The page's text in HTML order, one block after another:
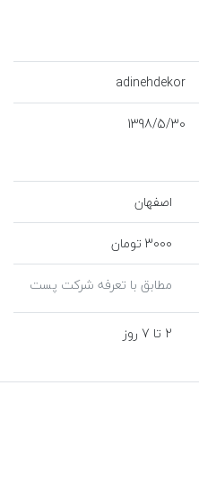
adinehdekor
1398/5/30
اصفهان
3000 تومان
مطابق با تعرفه شرکت پست
2 تا 7 روز